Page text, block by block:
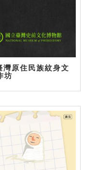
灣原住民族紋身文
坊